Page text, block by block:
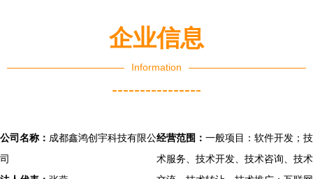
企业信息
Information
----------------
公司名称： 成都鑫鸿创宇科技有限公
司
经营范围： 一般项目：软件开发；技
术服务、技术开发、技术咨询、技术